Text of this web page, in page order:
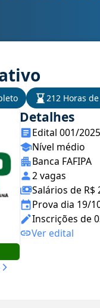
212 Horas
Detalhes
Edital 001/2025
Nível médio
Banca FAFIPA
2 vagas
Salários de R$
Prova dia 19/
Inscrições de
Ver edital